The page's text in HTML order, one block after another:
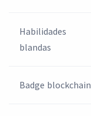
Habilidades
blandas
Badge blockchain